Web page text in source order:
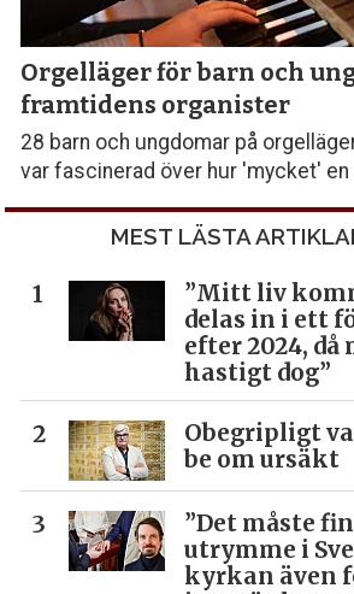
Orgelläger för barn och
framtidens organister
28 barn och ungdomar på
var fascinerad över hur 'mycket' en
MEST LÄSTA
”Mitt liv
delas in i ett
efter 2024, då
hastigt dog”
Obegripligt
be om ursäkt
”Det måste
utrymme i
kyrkan även